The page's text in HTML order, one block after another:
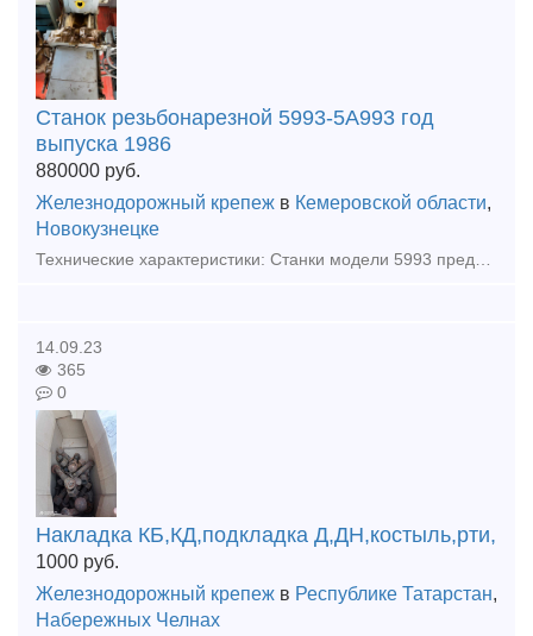
Станок резьбонарезной 5993-5А993 год
выпуска 1986
880000 руб.
Железнодорожный крепеж в Кемеровской области,
Новокузнецке
14.09.23
365
0
Накладка КБ,КД,подкладка Д,ДН,костыль,рти,
1000 руб.
Железнодорожный крепеж в Республике Татарстан,
Набережных Челнах